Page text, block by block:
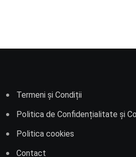
Termeni și Condiții
Politica de Confidențialitate și
Politica cookies
Contact